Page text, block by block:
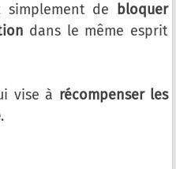
de
bloquer
dans le même esprit
vise à récompenser les
.